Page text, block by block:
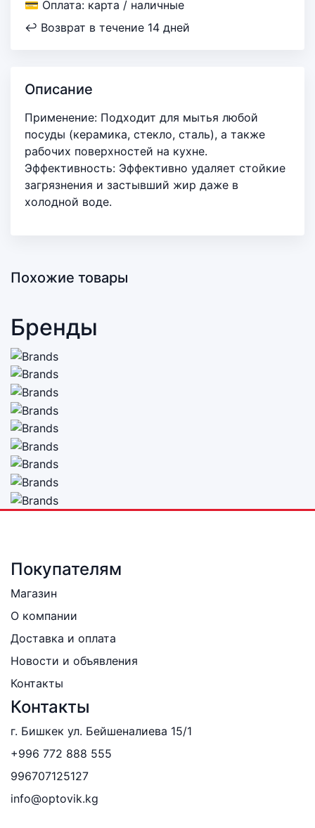
💳 Оплата: карта / наличные
↩ Возврат в течение 14 дней
Описание
Применение: Подходит для мытья любой
посуды (керамика, стекло, сталь), а также
рабочих поверхностей на кухне.
Эффективность: Эффективно удаляет стойкие
загрязнения и застывший жир даже в
холодной воде.
Похожие товары
Бренды
Покупателям
Магазин
О компании
Доставка и оплата
Новости и объявления
Контакты
Контакты
г. Бишкек ул. Бейшеналиева 15/1
+996 772 888 555
996707125127
info@optovik.kg